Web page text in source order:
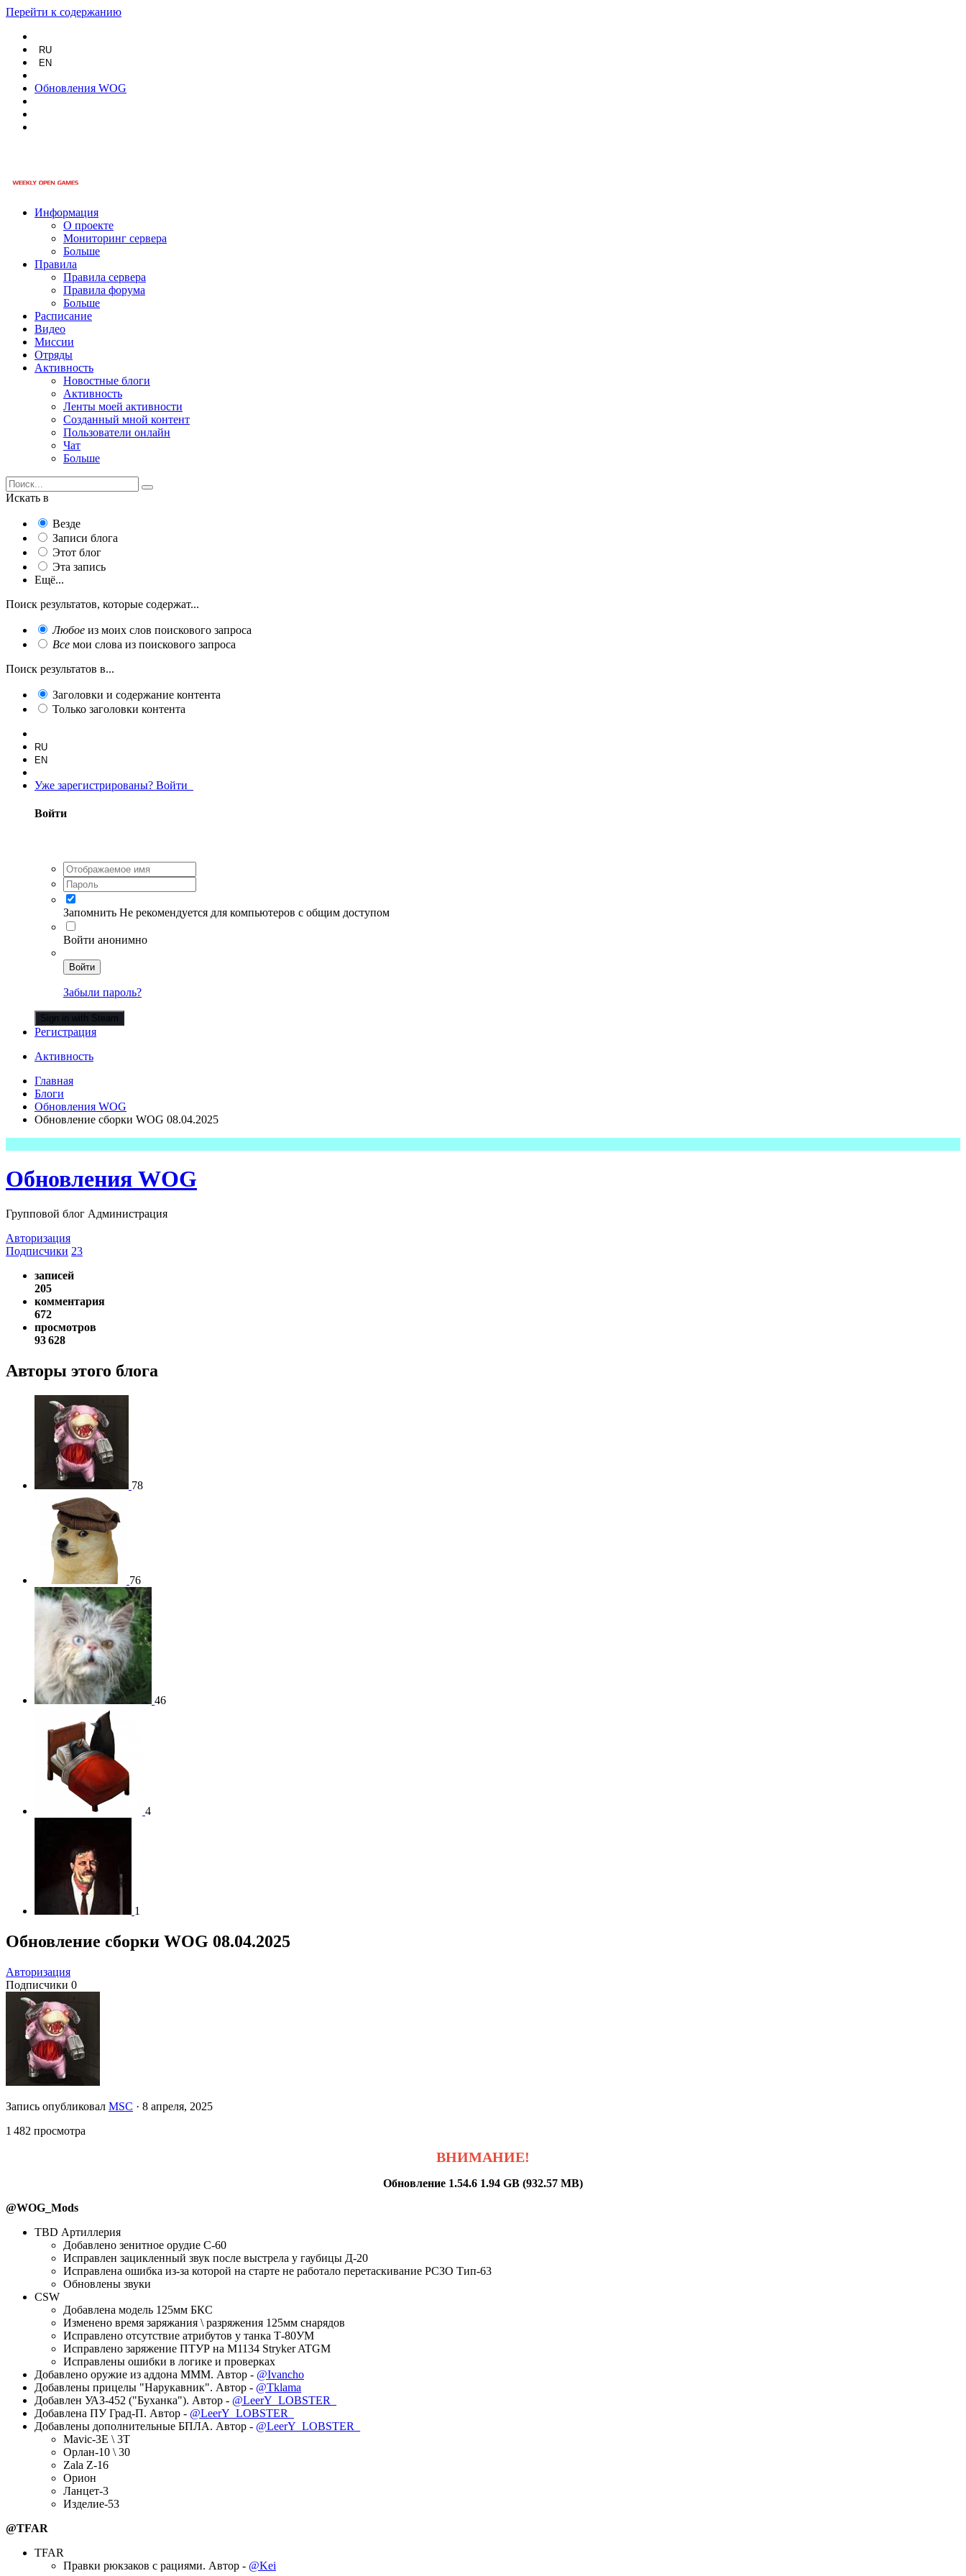
Перейти к содержанию
RU
EN
Обновления WOG
Информация
О проекте
Мониторинг сервера
Больше
Правила
Правила сервера
Правила форума
Больше
Расписание
Видео
Миссии
Отряды
Активность
Новостные блоги
Активность
Ленты моей активности
Созданный мной контент
Пользователи онлайн
Чат
Больше
Искать в
Везде
Записи блога
Этот блог
Эта запись
Ещё...
Поиск результатов, которые содержат...
Любое из моих слов поискового запроса
Все мои слова из поискового запроса
Поиск результатов в...
Заголовки и содержание контента
Только заголовки контента
RU
EN
Уже зарегистрированы? Войти
Войти
Запомнить Не рекомендуется для компьютеров с общим доступом
Войти анонимно
Войти
Забыли пароль?
Sign in with Steam
Регистрация
Активность
Главная
Блоги
Обновления WOG
Обновление сборки WOG 08.04.2025
Обновления WOG
Групповой блог Администрация
Авторизация
Подписчики 23
записей
205
комментария
672
просмотров
93 628
Авторы этого блога
78
76
46
4
1
Обновление сборки WOG 08.04.2025
Авторизация
Подписчики 0
Запись опубликовал MSC · 8 апреля, 2025
1 482 просмотра
ВНИМАНИЕ!
Обновление 1.54.6 1.94 GB (932.57 MB)
@WOG_Mods
TBD Артиллерия
Добавлено зенитное орудие С-60
Исправлен зацикленный звук после выстрела у гаубицы Д-20
Исправлена ошибка из-за которой на старте не работало перетаскивание РСЗО Тип-63
Обновлены звуки
CSW
Добавлена модель 125мм БКС
Изменено время заряжания \ разряжения 125мм снарядов
Исправлено отсутствие атрибутов у танка Т-80УМ
Исправлено заряжение ПТУР на M1134 Stryker ATGM
Исправлены ошибки в логике и проверках
Добавлено оружие из аддона МММ. Автор - @Ivancho
Добавлены прицелы "Нарукавник". Автор - @Tklama
Добавлен УАЗ-452 ("Буханка"). Автор - @LeerY_LOBSTER_
Добавлена ПУ Град-П. Автор - @LeerY_LOBSTER_
Добавлены дополнительные БПЛА. Автор - @LeerY_LOBSTER_
Mavic-3E \ 3T
Орлан-10 \ 30
Zala Z-16
Орион
Ланцет-3
Изделие-53
@TFAR
TFAR
Правки рюкзаков с рациями. Автор - @Kei